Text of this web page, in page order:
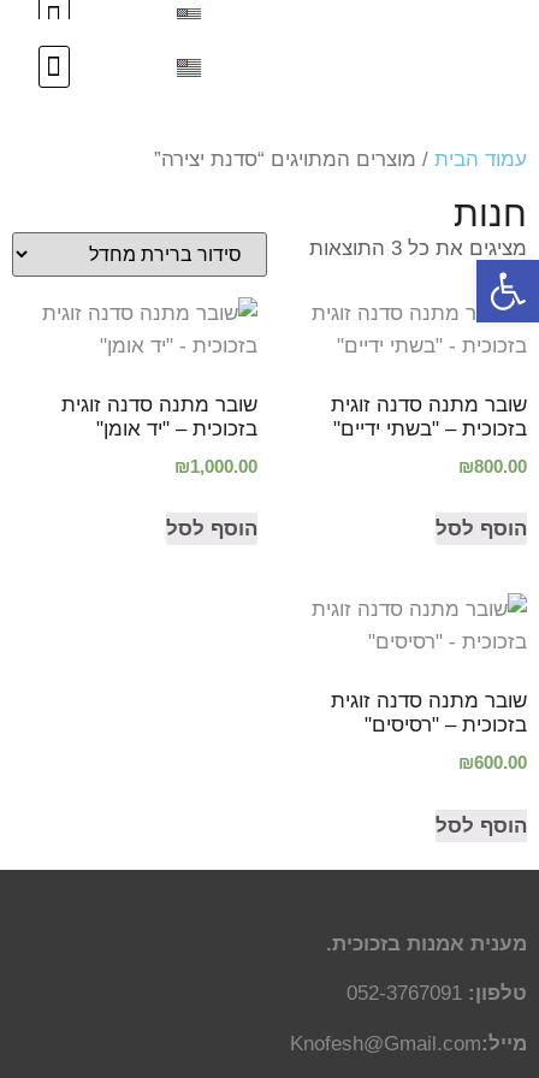
עמוד הבית / מוצרים המתויגים “סדנת יצירה”
חנות
מציגים את כל ⁦3⁩ התוצאות
שובר מתנה סדנה זוגית
בזכוכית – "בשתי ידיים"
₪800.00
הוסף לסל
שובר מתנה סדנה זוגית
בזכוכית – "יד אומן"
₪1,000.00
הוסף לסל
שובר מתנה סדנה זוגית
בזכוכית – "רסיסים"
₪600.00
הוסף לסל
מענית אמנות בזכוכית.
טלפון: 052-3767091
מייל:Knofesh@Gmail.com
פתח סרגל נגישות